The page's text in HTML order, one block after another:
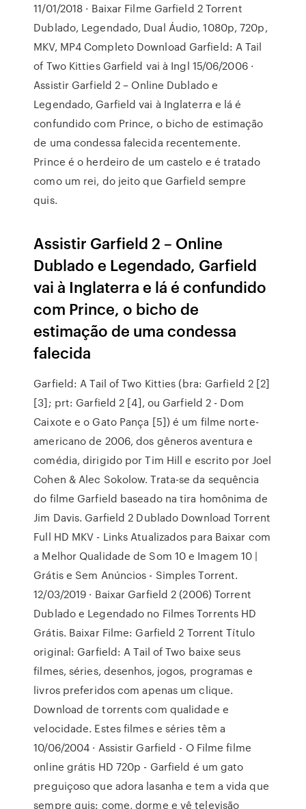
11/01/2018 · Baixar Filme Garfield 2 Torrent
Dublado, Legendado, Dual Áudio, 1080p, 720p,
MKV, MP4 Completo Download Garfield: A Tail
of Two Kitties Garfield vai à Ingl 15/06/2006 ·
Assistir Garfield 2 – Online Dublado e
Legendado, Garfield vai à Inglaterra e lá é
confundido com Prince, o bicho de estimação
de uma condessa falecida recentemente.
Prince é o herdeiro de um castelo e é tratado
como um rei, do jeito que Garfield sempre
quis.
Assistir Garfield 2 – Online
Dublado e Legendado, Garfield
vai à Inglaterra e lá é confundido
com Prince, o bicho de
estimação de uma condessa
falecida
Garfield: A Tail of Two Kitties (bra: Garfield 2 [2]
[3]; prt: Garfield 2 [4], ou Garfield 2 - Dom
Caixote e o Gato Pança [5]) é um filme norte-
americano de 2006, dos gêneros aventura e
comédia, dirigido por Tim Hill e escrito por Joel
Cohen & Alec Sokolow. Trata-se da sequência
do filme Garfield baseado na tira homônima de
Jim Davis. Garfield 2 Dublado Download Torrent
Full HD MKV - Links Atualizados para Baixar com
a Melhor Qualidade de Som 10 e Imagem 10 |
Grátis e Sem Anúncios - Simples Torrent.
12/03/2019 · Baixar Garfield 2 (2006) Torrent
Dublado e Legendado no Filmes Torrents HD
Grátis. Baixar Filme: Garfield 2 Torrent Título
original: Garfield: A Tail of Two baixe seus
filmes, séries, desenhos, jogos, programas e
livros preferidos com apenas um clique.
Download de torrents com qualidade e
velocidade. Estes filmes e séries têm a
10/06/2004 · Assistir Garfield - O Filme filme
online grátis HD 720p - Garfield é um gato
preguiçoso que adora lasanha e tem a vida que
sempre quis: come, dorme e vê televisão